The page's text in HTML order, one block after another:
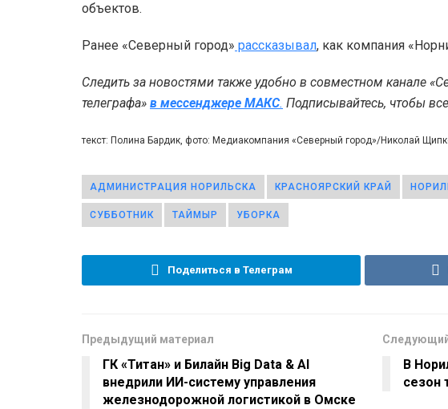
объектов.
Ранее «Северный город» рассказывал, как компания
Следить за новостями также удобно в совместном канале
телеграфа» в мессенджере MAКС. Подписывайтесь, чтобы
текст: Полина Бардик, фото: Медиакомпания «Северный город»/Николай
АДМИНИСТРАЦИЯ НОРИЛЬСКА КРАСНОЯРСКИЙ КРАЙ
СУББОТНИК ТАЙМЫР УБОРКА
Поделиться в Телеграм
Предыдущий материал
ГК «Титан» и Билайн Big Data & AI
внедрили ИИ-систему управления
железнодорожной логистикой в Омске
В
сезон